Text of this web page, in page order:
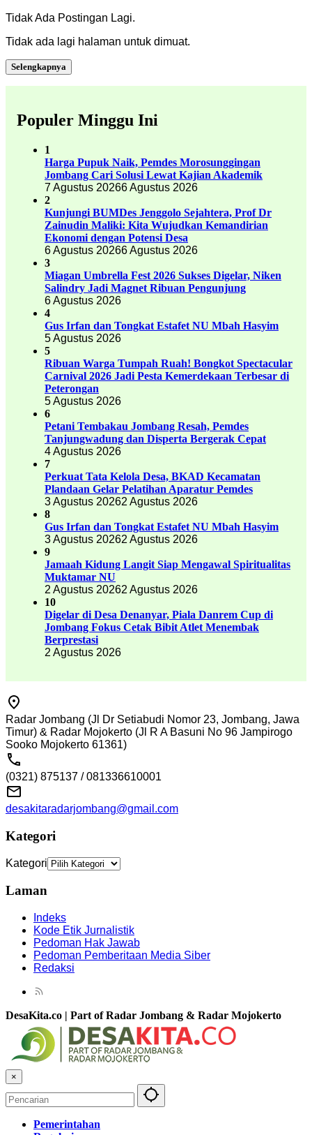
Tidak Ada Postingan Lagi.
Tidak ada lagi halaman untuk dimuat.
Selengkapnya
Populer Minggu Ini
1
Harga Pupuk Naik, Pemdes Morosunggingan
Jombang Cari Solusi Lewat Kajian Akademik
7 Agustus 20266 Agustus 2026
2
Kunjungi BUMDes Jenggolo Sejahtera, Prof Dr
Zainudin Maliki: Kita Wujudkan Kemandirian
Ekonomi dengan Potensi Desa
6 Agustus 20266 Agustus 2026
3
Miagan Umbrella Fest 2026 Sukses Digelar, Niken
Salindry Jadi Magnet Ribuan Pengunjung
6 Agustus 2026
4
Gus Irfan dan Tongkat Estafet NU Mbah Hasyim
5 Agustus 2026
5
Ribuan Warga Tumpah Ruah! Bongkot Spectacular
Carnival 2026 Jadi Pesta Kemerdekaan Terbesar di
Peterongan
5 Agustus 2026
6
Petani Tembakau Jombang Resah, Pemdes
Tanjungwadung dan Disperta Bergerak Cepat
4 Agustus 2026
7
Perkuat Tata Kelola Desa, BKAD Kecamatan
Plandaan Gelar Pelatihan Aparatur Pemdes
3 Agustus 20262 Agustus 2026
8
Gus Irfan dan Tongkat Estafet NU Mbah Hasyim
3 Agustus 20262 Agustus 2026
9
Jamaah Kidung Langit Siap Mengawal Spiritualitas
Muktamar NU
2 Agustus 20262 Agustus 2026
10
Digelar di Desa Denanyar, Piala Danrem Cup di
Jombang Fokus Cetak Bibit Atlet Menembak
Berprestasi
2 Agustus 2026
Radar Jombang (Jl Dr Setiabudi Nomor 23, Jombang, Jawa
Timur) & Radar Mojokerto (Jl R A Basuni No 96 Jampirogo
Sooko Mojokerto 61361)
(0321) 875137 / 081336610001
desakitaradarjombang@gmail.com
Kategori
Kategori
Laman
Indeks
Kode Etik Jurnalistik
Pedoman Hak Jawab
Pedoman Pemberitaan Media Siber
Redaksi
DesaKita.co | Part of Radar Jombang & Radar Mojokerto
×
Pemerintahan